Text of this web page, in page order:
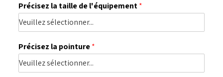
Précisez la taille de l'équipement*
Précisez la pointure*